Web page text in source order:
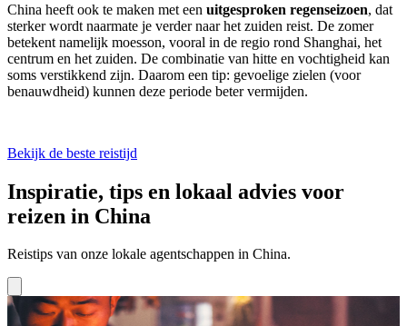
China heeft ook te maken met een uitgesproken regenseizoen, dat
sterker wordt naarmate je verder naar het zuiden reist. De zomer
betekent namelijk moesson, vooral in de regio rond Shanghai, het
centrum en het zuiden. De combinatie van hitte en vochtigheid kan
soms verstikkend zijn. Daarom een tip: gevoelige zielen (voor
benauwdheid) kunnen deze periode beter vermijden.
Bekijk de beste reistijd
Inspiratie, tips en lokaal advies voor
reizen in China
Reistips van onze lokale agentschappen in China.
Gastronomie